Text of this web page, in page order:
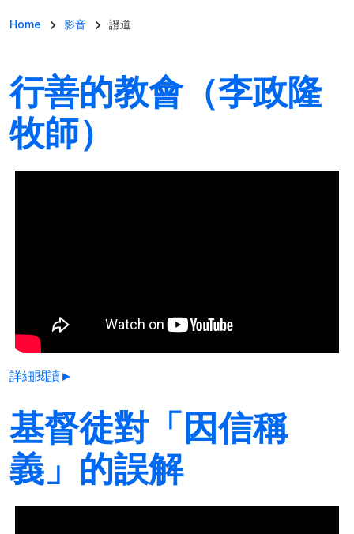
導航連結
Home 影音 證道
行善的教會（李政隆
牧師）
詳細閱讀►
基督徒對「因信稱
義」的誤解